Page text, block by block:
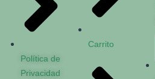
Política de
Privacidad
Carrito